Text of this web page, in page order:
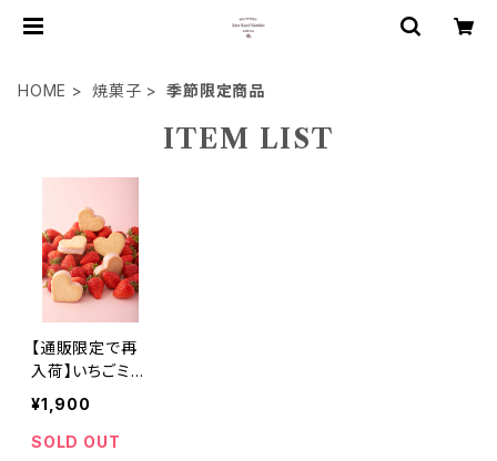
HOME 焼菓子 季節限定商品
ITEM LIST
【通販限定で再
入荷】いちごミル
クバターサンド
～軽やかにほど
ける、甘酸っぱい
¥1,900
SOLD OUT